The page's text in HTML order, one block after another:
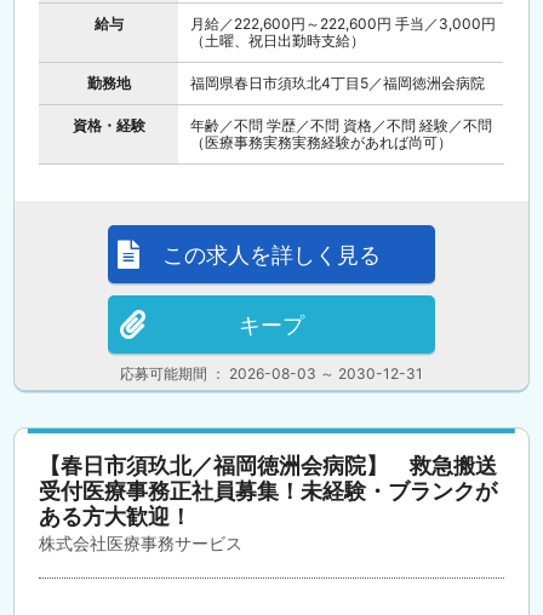
給与
月給／222,600円～222,600円 手当／3,000円
（土曜、祝日出勤時支給）
勤務地 福岡県春日市須玖北4丁目5／福岡徳洲会病院
資格・経験
年齢／不問 学歴／不問 資格／不問 経験／不問
（医療事務実務実務経験があれば尚可）
応募可能期間 ： 2026-08-03 ～ 2030-12-31
この求人を詳しく見る
キープ
【春日市須玖北／福岡徳洲会病院】 救急搬送
受付医療事務正社員募集！未経験・ブランクが
ある方大歓迎！
株式会社医療事務サービス